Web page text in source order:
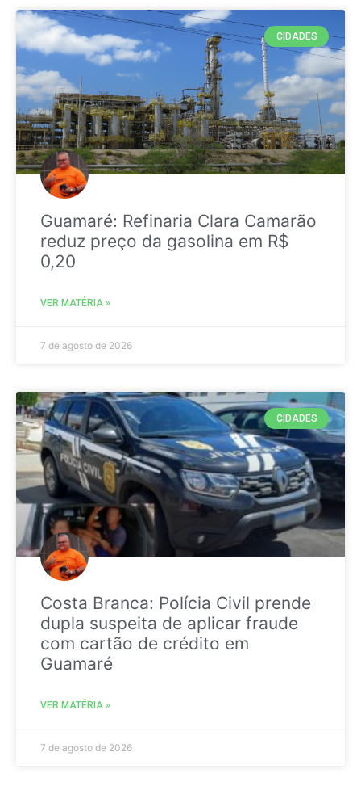
CIDADES
Guamaré: Refinaria Clara Camarão
reduz preço da gasolina em R$
0,20
VER MATÉRIA »
7 de agosto de 2026
CIDADES
Costa Branca: Polícia Civil prende
dupla suspeita de aplicar fraude
com cartão de crédito em
Guamaré
VER MATÉRIA »
7 de agosto de 2026